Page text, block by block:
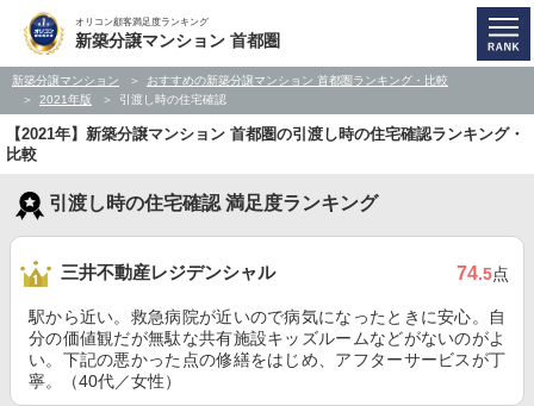
オリコン顧客満足度ランキング
新築分譲マンション 首都圏
新築分譲マンション
おすすめの新築分譲マンション 首都圏ランキング・比較
2021年版
引渡し時の住宅確認
【2021年】新築分譲マンション 首都圏の引渡し時の住宅確認ランキング・
比較
引渡し時の住宅確認 満足度ランキング
三井不動産レジデンシャル 74.5点
駅から近い。救急病院が近いので病気になったときに安心。自
分の価値観だが無駄な共有施設キッズルームなどがないのがよ
い。下記の悪かった点の修繕をはじめ、アフターサービスが丁
寧。（40代／女性）